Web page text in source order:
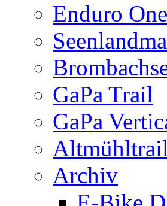
Enduro One
GaPa Trail
GaPa
Altmühltrail
Archiv